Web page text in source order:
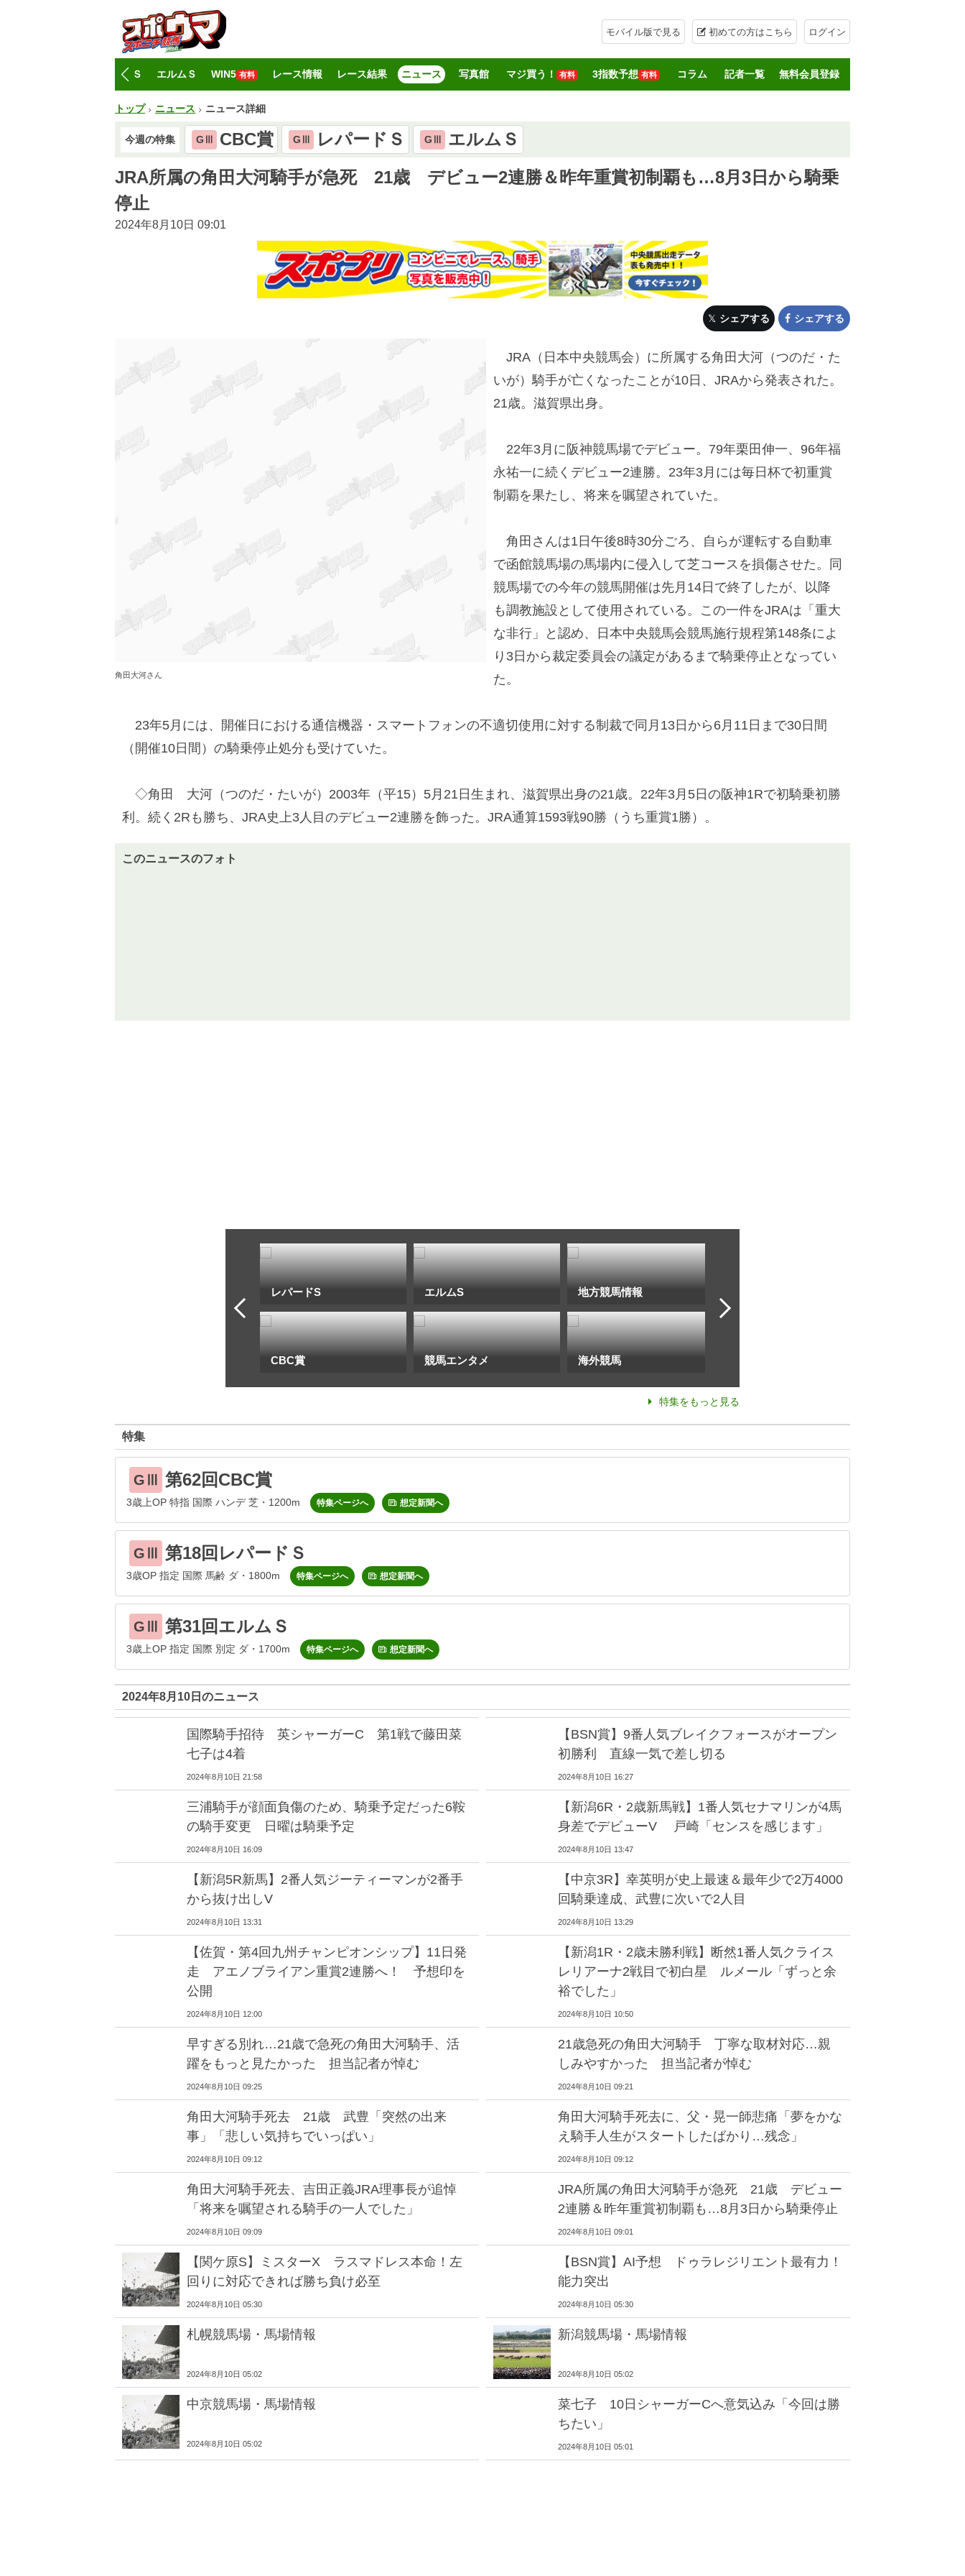
モバイル版で見る 初めての方はこちら ログイン
レパードＳ エルムＳ WIN5 有料 レース情報 レース結果 ニュース 写真館 マジ買う！ 有料 3指数予想 有料 コラム 記者一覧 無料会員登録
トップ ニュース ニュース詳細
今週の特集 GⅢ CBC賞 GⅢ レパードＳ GⅢ
エルムＳ
JRA所属の角田大河騎手が急死 21歳 デビュー2連勝＆昨年重賞初制覇も…8月3日から騎乗
停止
2024年8月10日 09:01
シェアする シェアする
角田大河さん
JRA（日本中央競馬会）に所属する角田大河（つのだ・た
いが）騎手が亡くなったことが10日、JRAから発表された。
21歳。滋賀県出身。
22年3月に阪神競馬場でデビュー。79年栗田伸一、96年福
永祐一に続くデビュー2連勝。23年3月には毎日杯で初重賞
制覇を果たし、将来を嘱望されていた。
角田さんは1日午後8時30分ごろ、自らが運転する自動車
で函館競馬場の馬場内に侵入して芝コースを損傷させた。同
競馬場での今年の競馬開催は先月14日で終了したが、以降
も調教施設として使用されている。この一件をJRAは「重大
な非行」と認め、日本中央競馬会競馬施行規程第148条によ
り3日から裁定委員会の議定があるまで騎乗停止となってい
た。
23年5月には、開催日における通信機器・スマートフォンの不適切使用に対する制裁で同月13日から6月11日まで30日間
（開催10日間）の騎乗停止処分も受けていた。
◇角田 大河（つのだ・たいが）2003年（平15）5月21日生まれ、滋賀県出身の21歳。22年3月5日の阪神1Rで初騎乗初勝
利。続く2Rも勝ち、JRA史上3人目のデビュー2連勝を飾った。JRA通算1593戦90勝（うち重賞1勝）。
このニュースのフォト
レパードS
CBC賞
エルムS
競馬エンタメ
地方競馬情報
海外競馬
特集をもっと見る
特集
GⅢ 第62回CBC賞
3歳上OP 特指 国際 ハンデ 芝・1200m 特集ページへ 想定新聞へ
GⅢ 第18回レパードＳ
3歳OP 指定 国際 馬齢 ダ・1800m 特集ページへ 想定新聞へ
GⅢ 第31回エルムＳ
3歳上OP 指定 国際 別定 ダ・1700m 特集ページへ 想定新聞へ
2024年8月10日のニュース
国際騎手招待 英シャーガーC 第1戦で藤田菜
七子は4着
2024年8月10日 21:58
【BSN賞】9番人気ブレイクフォースがオープン
初勝利 直線一気で差し切る
2024年8月10日 16:27
三浦騎手が顔面負傷のため、騎乗予定だった6鞍
の騎手変更 日曜は騎乗予定
2024年8月10日 16:09
【新潟6R・2歳新馬戦】1番人気セナマリンが4馬
身差でデビューV 戸崎「センスを感じます」
2024年8月10日 13:47
【新潟5R新馬】2番人気ジーティーマンが2番手
から抜け出しV
2024年8月10日 13:31
【中京3R】幸英明が史上最速＆最年少で2万4000
回騎乗達成、武豊に次いで2人目
2024年8月10日 13:29
【佐賀・第4回九州チャンピオンシップ】11日発
走 アエノブライアン重賞2連勝へ！ 予想印を
公開
2024年8月10日 12:00
【新潟1R・2歳未勝利戦】断然1番人気クライス
レリアーナ2戦目で初白星 ルメール「ずっと余
裕でした」
2024年8月10日 10:50
早すぎる別れ…21歳で急死の角田大河騎手、活
躍をもっと見たかった 担当記者が悼む
2024年8月10日 09:25
21歳急死の角田大河騎手 丁寧な取材対応…親
しみやすかった 担当記者が悼む
2024年8月10日 09:21
角田大河騎手死去 21歳 武豊「突然の出来
事」「悲しい気持ちでいっぱい」
2024年8月10日 09:12
角田大河騎手死去に、父・晃一師悲痛「夢をかな
え騎手人生がスタートしたばかり…残念」
2024年8月10日 09:12
角田大河騎手死去、吉田正義JRA理事長が追悼
「将来を嘱望される騎手の一人でした」
2024年8月10日 09:09
JRA所属の角田大河騎手が急死 21歳 デビュー
2連勝＆昨年重賞初制覇も…8月3日から騎乗停止
2024年8月10日 09:01
【関ケ原S】ミスターX ラスマドレス本命！左
回りに対応できれば勝ち負け必至
2024年8月10日 05:30
【BSN賞】AI予想 ドゥラレジリエント最有力！
能力突出
2024年8月10日 05:30
札幌競馬場・馬場情報
2024年8月10日 05:02
新潟競馬場・馬場情報
2024年8月10日 05:02
中京競馬場・馬場情報
2024年8月10日 05:02
菜七子 10日シャーガーCへ意気込み「今回は勝
ちたい」
2024年8月10日 05:01